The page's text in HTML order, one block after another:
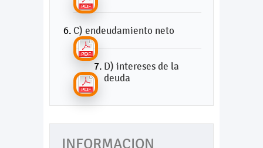
C) endeudamiento neto
D) intereses de la
deuda
INFORMACION